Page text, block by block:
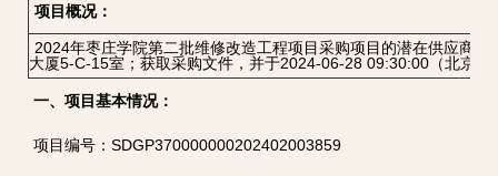
项目概况：
2024年枣庄学院第二批维修改造工程项目采购项目的潜在供应商
大厦5-C-15室；获取采购文件，并于2024-06-28 09:30:00（北京时
一、项目基本情况：
项目编号：SDGP370000000202402003859